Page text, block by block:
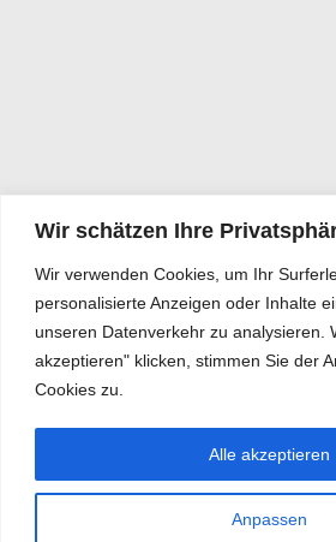
Wir schätzen Ihre
Wir verwenden Cookies, um Ihr
personalisierte Anzeigen oder Inhalte
unseren Datenverkehr zu analysieren.
akzeptieren" klicken, stimmen Sie der
Cookies zu.
Anpassen
Alle akzeptieren